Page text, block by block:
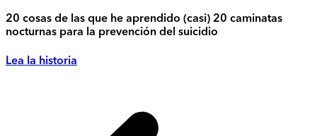
20 cosas de las que he aprendido (casi) 20 caminatas
nocturnas para la prevención del suicidio
Lea la historia